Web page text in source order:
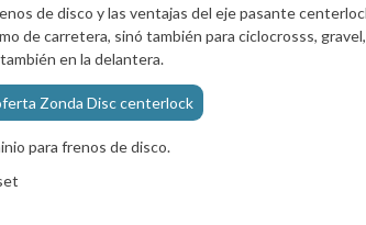
de disco y las ventajas del eje pasante
de carretera, sinó también para ciclocrosss,
en la delantera.
Zonda Disc centerlock
para frenos de disco.